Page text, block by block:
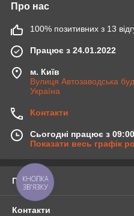
Про нас
100% позитивних з 13
Працює з 24.01.2022
м. Київ
Вулиця Автозаводська
Україна
Контакти
Сьогодні працює з
Показати весь графік
Про нас
Контакти
КНОПКА
ЗВ'ЯЗКУ